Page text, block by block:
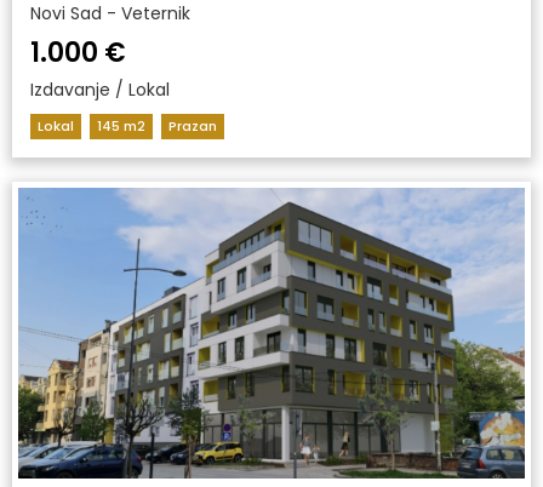
Novi Sad - Veternik
1.000 €
Izdavanje / Lokal
Lokal 145 m2 Prazan